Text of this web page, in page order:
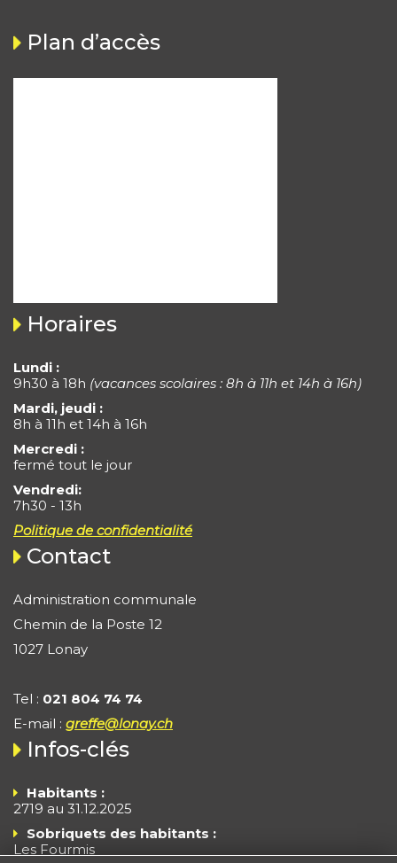
Plan d’accès
Horaires
Lundi :
9h30 à 18h (vacances scolaires : 8h à 11h et 14h à 16h)
Mardi, jeudi :
8h à 11h et 14h à 16h
Mercredi :
fermé tout le jour
Vendredi:
7h30 - 13h
Politique de confidentialité
Contact
Administration communale
Chemin de la Poste 12
1027 Lonay
Tel : 021 804 74 74
E-mail : greffe@lonay.ch
Infos-clés
Habitants :
2719 au 31.12.2025
Sobriquets des habitants :
Les Fourmis